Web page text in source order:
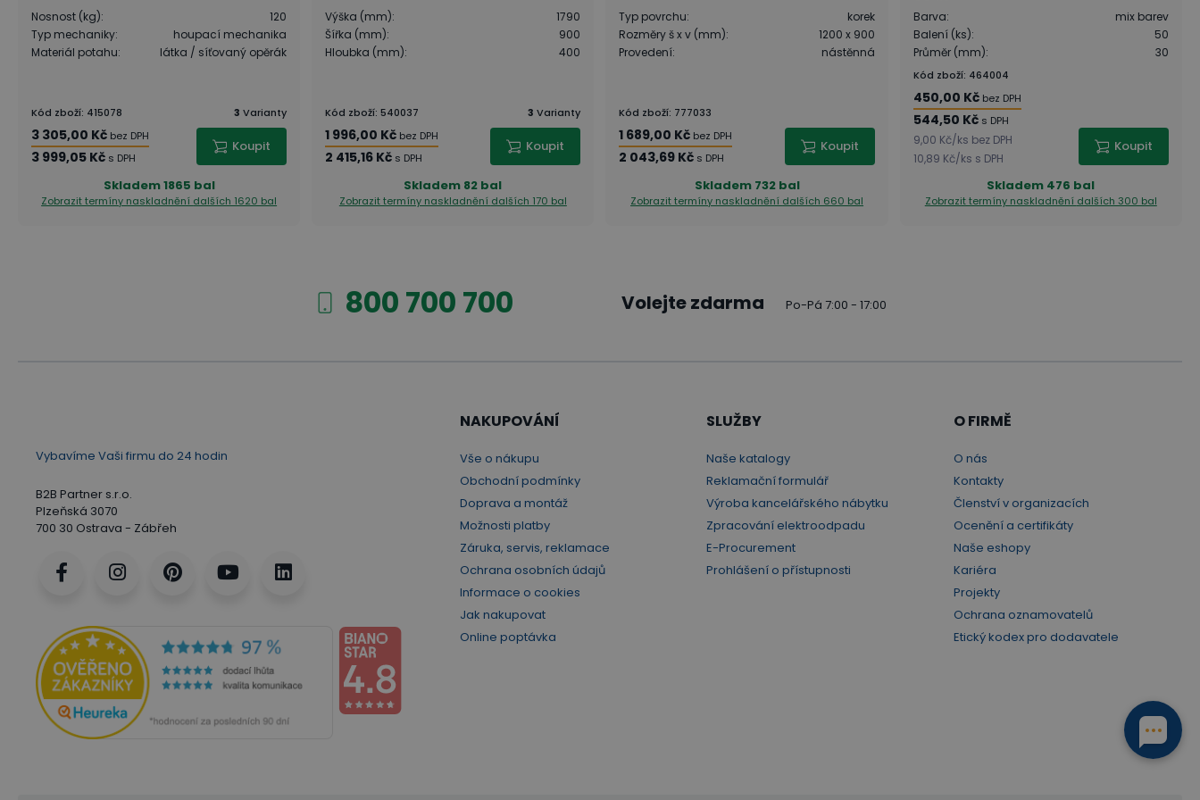
Nosnost (kg):
120
Typ mechaniky:
houpací mechanika
Materiál potahu: látka / síťovaný opěrák
Kód zboží: 415078 3 Varianty
3 305,00 Kč bez DPH
3 999,05 Kč s DPH
Koupit
Skladem1865 bal
Zobrazit termíny naskladnění dalších 1620 bal
Výška (mm):
1790
Šířka (mm):
900
Hloubka (mm): 400
Kód zboží:540037 3 Varianty
1 996,00 Kč bez DPH
2 415,16 Kč s DPH
Koupit
Skladem 82 bal
Zobrazit termíny naskladnění dalších 170 bal
Typ povrchu:
korek
Rozměry š x v (mm):
1200 x 900
Provedení: nástěnná
Kód zboží: 777033
1 689,00 Kč bez DPH
2 043,69 Kč s DPH
Koupit
Skladem 732 bal
Zobrazit termíny naskladnění dalších 660 bal
Barva:
mix barev
Balení (ks):
50
Průměr (mm): 30
Kód zboží: 464004
450,00 Kč bez DPH
544,50 Kč s DPH
9,00 Kč/ks bez DPH
10,89 Kč/ks s DPH
Koupit
Skladem 476 bal
Zobrazit termíny naskladnění dalších 300 bal
800 700 700 Volejte zdarma Po-Pá 7:00 - 17:00
Vybavíme Vaši firmu do 24 hodin
B2B Partner s.r.o.
Plzeňská 3070
700 30 Ostrava - Zábřeh
NAKUPOVÁNÍ
Vše o nákupu
Obchodní podmínky
Doprava a montáž
Možnosti platby
Záruka, servis, reklamace
Ochrana osobních údajů
Informace o cookies
Jak nakupovat
Online poptávka
SLUŽBY
Naše katalogy
Reklamační formulář
Výroba kancelářského nábytku
Zpracování elektroodpadu
E-Procurement
Prohlášení o přístupnosti
O FIRMĚ
O nás
Kontakty
Členství v organizacích
Ocenění a certifikáty
Naše eshopy
Kariéra
Projekty
Ochrana oznamovatelů
Etický kodex pro dodavatele